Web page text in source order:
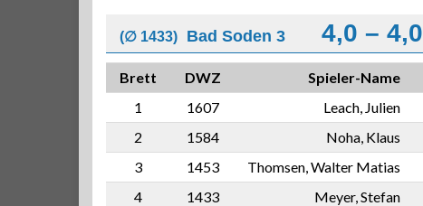
(∅ 1433) Bad Soden 3 4,0 – 4,0
Brett DWZ Spieler-Name
1
1607 Leach, Julien
2
1584 Noha, Klaus
3
1453 Thomsen, Walter Matias
4
1433 Meyer, Stefan